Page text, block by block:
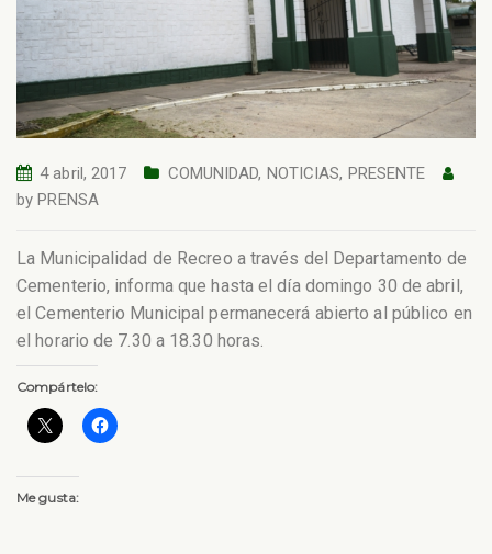
4 abril, 2017 COMUNIDAD, NOTICIAS, PRESENTE
byPRENSA
La Municipalidad de Recreo a través del Departamento de
Cementerio, informa que hasta el día domingo 30 de abril,
el Cementerio Municipal permanecerá abierto al público en
el horario de 7.30 a 18.30 horas.
Compártelo:
Me gusta: